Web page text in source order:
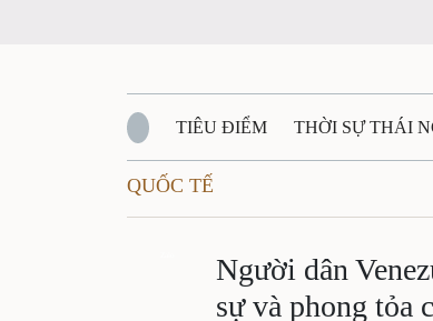
TIÊU ĐIỂM THỜI SỰ THÁI
QUỐC PHÒNG - AN NINH
QUÊ HƯƠNG - ĐẤT NƯỚC
QUỐC TẾ
Người dân
sự và phong tỏa